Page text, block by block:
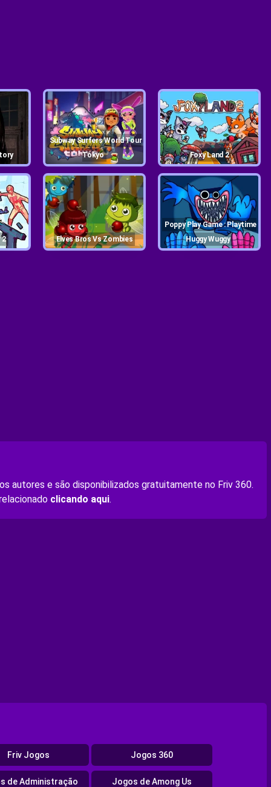
Subway Surfers World Tour
Tokyo
Foxy Land 2
2 Elves Bros Vs Zombies
Poppy Play Game : Playtime
Huggy Wuggy
autores e são disponibilizados gratuitamente no Friv 360.
clicando aqui.
Friv Jogos Jogos 360
de Administração Jogos de Among Us